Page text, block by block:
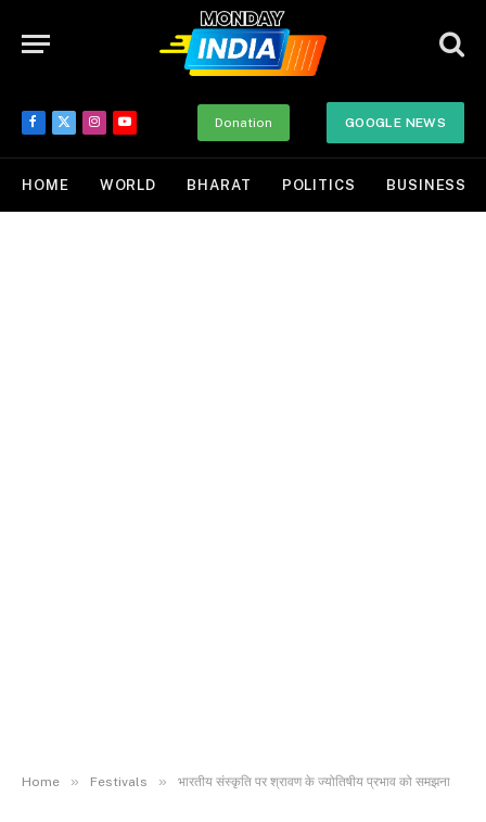
Facebook
X
(Twitter)
Instagram
YouTube
Donation GOOGLE NEWS
HOME WORLD BHARAT POLITICS BUSINESS
Home » Festivals » भारतीय संस्कृति पर श्रावण के ज्योतिषीय प्रभाव को समझना